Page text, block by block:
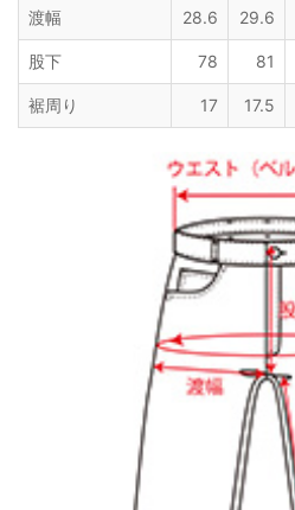
渡幅 28.6 29.6
股下 78 81
裾周り 17 17.5